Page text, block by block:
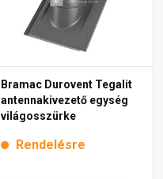
Bramac Durovent Tegalit
antennakivezető egység
világosszürke
Rendelésre